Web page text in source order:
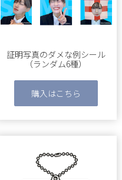
証明写真のダメな例シール
（ランダム6種）
購入はこちら